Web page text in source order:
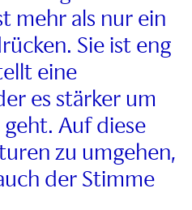
mehr als nur ein
Sie ist eng
eine
es stärker um
Auf diese
zu umgehen,
der Stimme